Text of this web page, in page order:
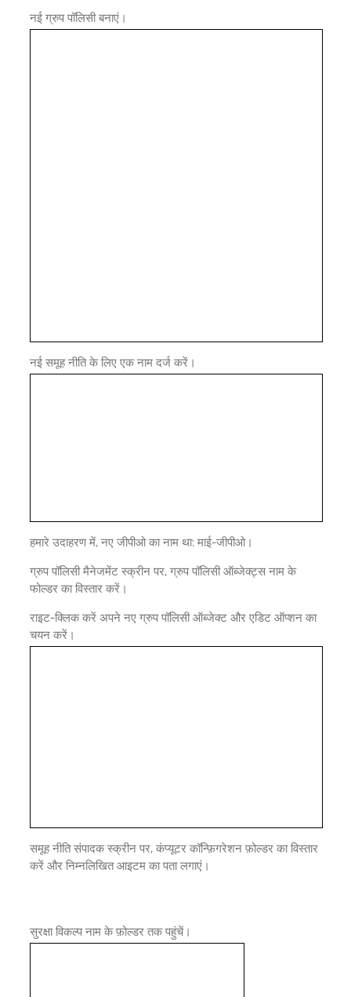
नई ग्रुप पॉलिसी बनाएं।
नई समूह नीति के लिए एक नाम दर्ज करें।
हमारे उदाहरण में, नए जीपीओ का नाम था: माई-जीपीओ।
ग्रुप पॉलिसी मैनेजमेंट स्क्रीन पर, ग्रुप पॉलिसी ऑब्जेक्ट्स नाम के
फोल्डर का विस्तार करें।
राइट-क्लिक करें अपने नए ग्रुप पॉलिसी ऑब्जेक्ट और एडिट ऑप्शन का
चयन करें।
समूह नीति संपादक स्क्रीन पर, कंप्यूटर कॉन्फ़िगरेशन फ़ोल्डर का विस्तार
करें और निम्नलिखित आइटम का पता लगाएं।
सुरक्षा विकल्प नाम के फ़ोल्डर तक पहुंचें।